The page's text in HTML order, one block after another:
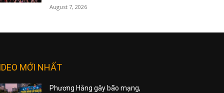
August 7, 2026
MỚI NHẤT
Phương Hằng gây bão mạng,